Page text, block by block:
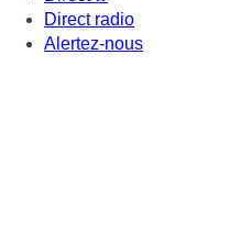
Direct radio
Alertez-nous